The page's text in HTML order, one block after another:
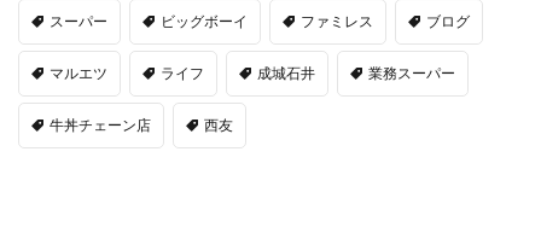
スーパー ビッグボーイ ファミレス ブログ
マルエツ ライフ 成城石井 業務スーパー
牛丼チェーン店 西友